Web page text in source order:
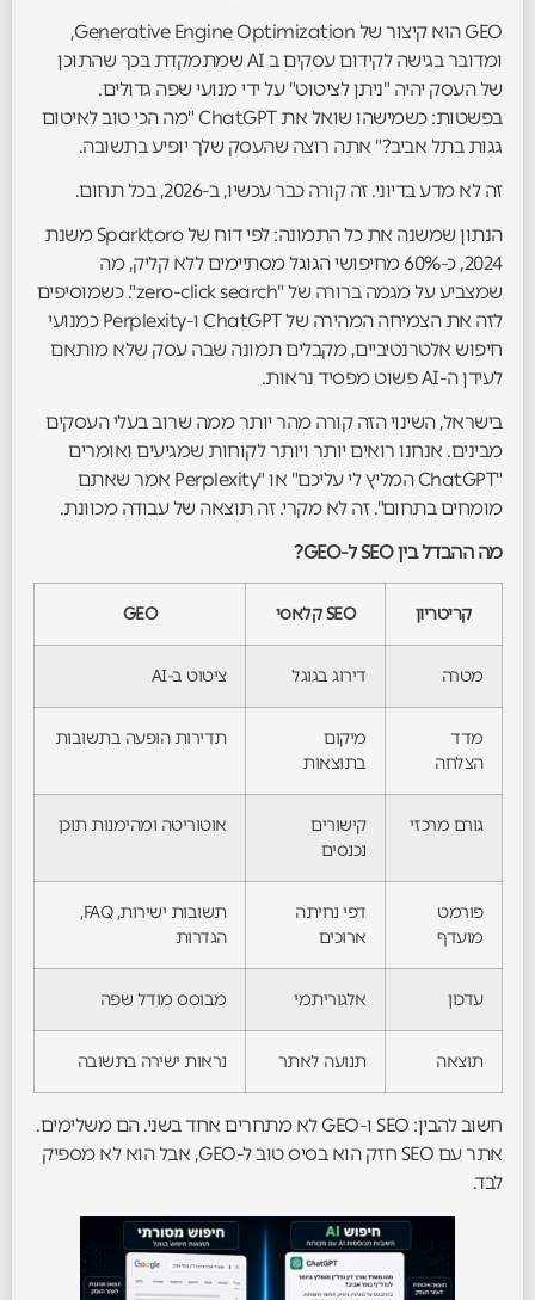
GEO הוא קיצור של Generative Engine Optimization,
ומדובר בגישה לקידום עסקים ב AI שמתמקדת בכך שהתוכן
של העסק יהיה "ניתן לציטוט" על ידי מנועי שפה גדולים.
בפשטות: כשמישהו שואל את ChatGPT "מה הכי טוב לאיטום
גגות בתל אביב?" אתה רוצה שהעסק שלך יופיע בתשובה.
זה לא מדע בדיוני. זה קורה כבר עכשיו, ב-2026, בכל תחום.
הנתון שמשנה את כל התמונה: לפי דוח של Sparktoro משנת
2024, כ-60% מחיפושי הגוגל מסתיימים ללא קליק, מה
שמצביע על מגמה ברורה של "zero-click search". כשמוסיפים
לזה את הצמיחה המהירה של ChatGPT ו-Perplexity כמנועי
חיפוש אלטרנטיביים, מקבלים תמונה שבה עסק שלא מותאם
לעידן ה-AI פשוט מפסיד נראות.
בישראל, השינוי הזה קורה מהר יותר ממה שרוב בעלי העסקים
מבינים. אנחנו רואים יותר ויותר לקוחות שמגיעים ואומרים
"ChatGPT המליץ לי עליכם" או "Perplexity אמר שאתם
מומחים בתחום". זה לא מקרי. זה תוצאה של עבודה מכוונת.
מה ההבדל בין SEO ל-GEO?
קריטריון SEO קלאסי GEO
מטרה דירוג בגוגל ציטוט ב-AI
מדד
הצלחה
מיקום
בתוצאות
תדירות הופעה בתשובות
גורם מרכזי
קישורים
נכנסים
אוטוריטה ומהימנות תוכן
פורמט
מועדף
דפי נחיתה
ארוכים
תשובות ישירות, FAQ,
הגדרות
עדכון אלגוריתמי מבוסס מודל שפה
תוצאה תנועה לאתר נראות ישירה בתשובה
חשוב להבין: SEO ו-GEO לא מתחרים אחד בשני. הם משלימים.
אתר עם SEO חזק הוא בסיס טוב ל-GEO, אבל הוא לא מספיק
לבד.